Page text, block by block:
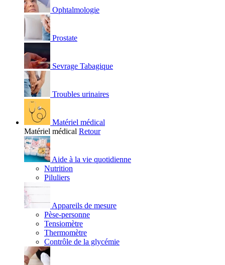
Ophtalmologie
Prostate
Sevrage Tabagique
Troubles urinaires
Matériel médical
Matériel médical Retour
Aide à la vie quotidienne
Nutrition
Piluliers
Appareils de mesure
Pèse-personne
Tensiomètre
Thermomètre
Contrôle de la glycémie